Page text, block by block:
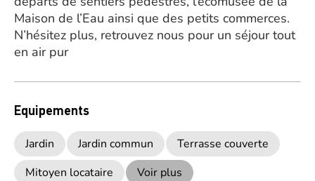
Maison de l’Eau ainsi que des petits commerces.
N’hésitez plus, retrouvez nous pour un séjour tout
en air pur
Equipements
Jardin Jardin commun
Terrasse couverte
Mitoyen locataire
Voir plus